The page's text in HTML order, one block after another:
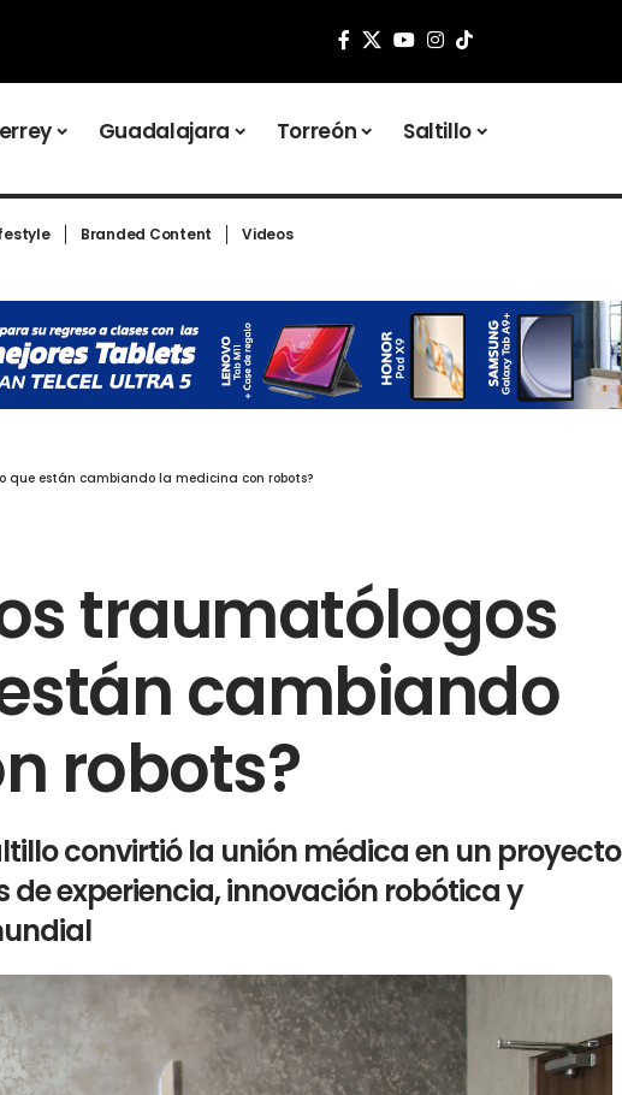
Guadalajara Torreón Saltillo
Branded Content Videos
que están cambiando la medicina con robots?
traumatólogos
cambiando
robots?
convirtió la unión médica en un proyecto
de experiencia, innovación robótica y